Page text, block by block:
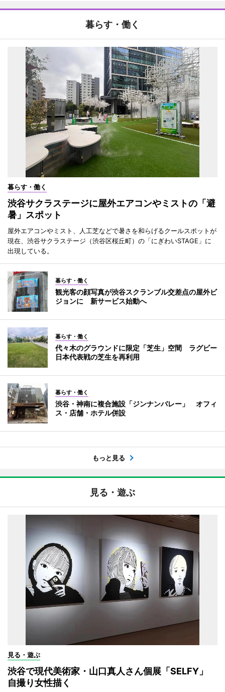
暮らす・働く
暮らす・働く
渋谷サクラステージに屋外エアコンやミストの「避
暑」スポット
屋外エアコンやミスト、人工芝などで暑さを和らげるクールスポットが
現在、渋谷サクラステージ（渋谷区桜丘町）の「にぎわいSTAGE」に
出現している。
暮らす・働く
観光客の顔写真が渋谷スクランブル交差点の屋外ビ
ジョンに 新サービス始動へ
暮らす・働く
代々木のグラウンドに限定「芝生」空間 ラグビー
日本代表戦の芝生を再利用
暮らす・働く
渋谷・神南に複合施設「ジンナンバレー」 オフィ
ス・店舗・ホテル併設
もっと見る
見る・遊ぶ
見る・遊ぶ
渋谷で現代美術家・山口真人さん個展「SELFY」
自撮り女性描く